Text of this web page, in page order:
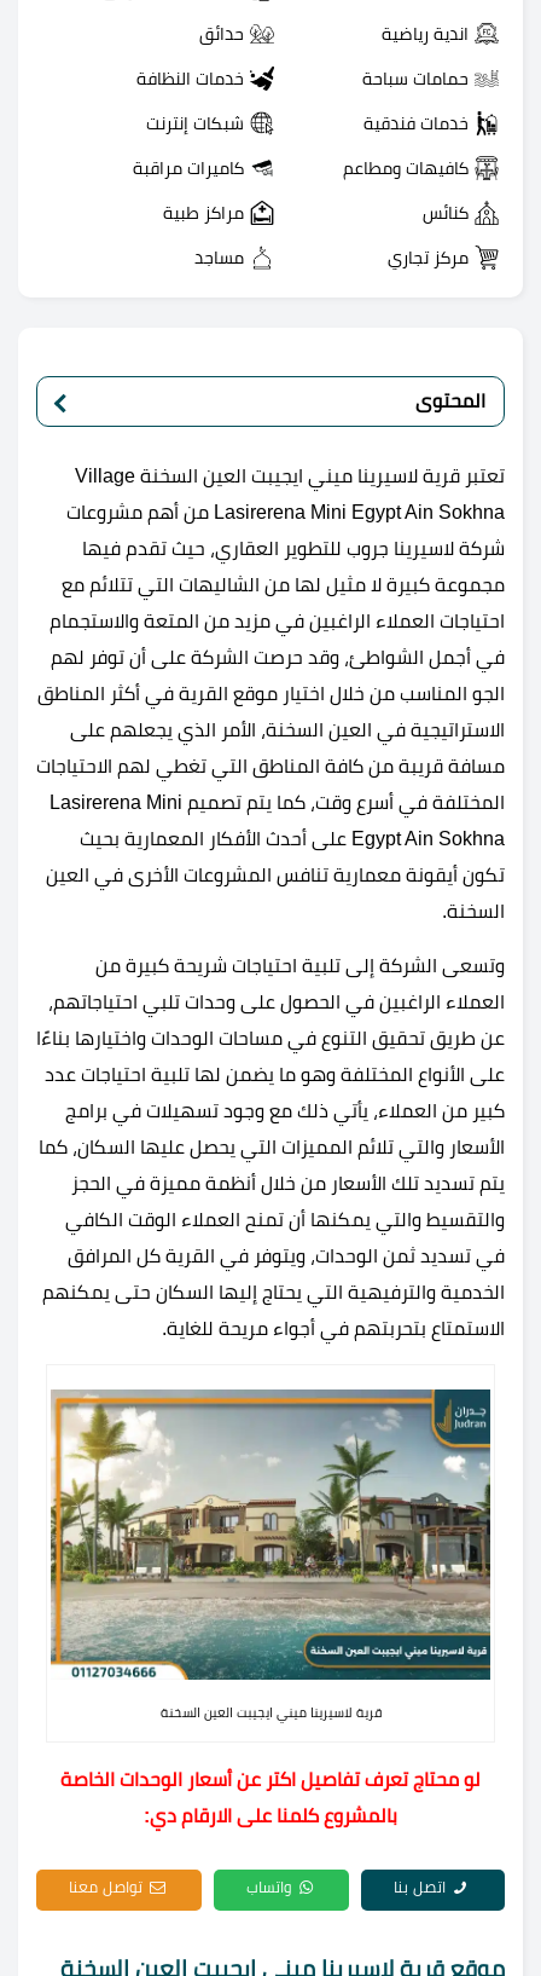
اندية رياضية حدائق
حمامات سباحة خدمات النظافة
خدمات فندقية شبكات إنترنت
كافيهات ومطاعم كاميرات مراقبة
كنائس مراكز طبية
مركز تجاري مساجد
المحتوى
تعتبر قرية لاسيرينا ميني ايجيبت العين السخنة Village
Lasirerena Mini Egypt Ain Sokhna من أهم مشروعات
شركة لاسيرينا جروب للتطوير العقاري، حيث تقدم فيها
مجموعة كبيرة لا مثيل لها من الشاليهات التي تتلائم مع
احتياجات العملاء الراغبين في مزيد من المتعة والاستجمام
في أجمل الشواطئ، وقد حرصت الشركة على أن توفر لهم
الجو المناسب من خلال اختيار موقع القرية في أكثر المناطق
الاستراتيجية في العين السخنة، الأمر الذي يجعلهم على
مسافة قريبة من كافة المناطق التي تغطي لهم الاحتياجات
المختلفة في أسرع وقت، كما يتم تصميم Lasirerena Mini
Egypt Ain Sokhna على أحدث الأفكار المعمارية بحيث
تكون أيقونة معمارية تنافس المشروعات الأخرى في العين
السخنة.
وتسعى الشركة إلى تلبية احتياجات شريحة كبيرة من
العملاء الراغبين في الحصول على وحدات تلبي احتياجاتهم،
عن طريق تحقيق التنوع في مساحات الوحدات واختيارها بناءًا
على الأنواع المختلفة وهو ما يضمن لها تلبية احتياجات عدد
كبير من العملاء، يأتي ذلك مع وجود تسهيلات في برامج
الأسعار والتي تلائم المميزات التي يحصل عليها السكان، كما
يتم تسديد تلك الأسعار من خلال أنظمة مميزة في الحجز
والتقسيط والتي يمكنها أن تمنح العملاء الوقت الكافي
في تسديد ثمن الوحدات، ويتوفر في القرية كل المرافق
الخدمية والترفيهية التي يحتاج إليها السكان حتى يمكنهم
الاستمتاع بتحربتهم في أجواء مريحة للغاية.
قرية لاسيرينا ميني ايجيبت العين السخنة
لو محتاج تعرف تفاصيل اكتر عن أسعار الوحدات الخاصة
بالمشروع كلمنا على الارقام دي:
اتصل بنا واتساب تواصل معنا
موقع قرية لاسيرينا ميني ايجيبت العين السخنة